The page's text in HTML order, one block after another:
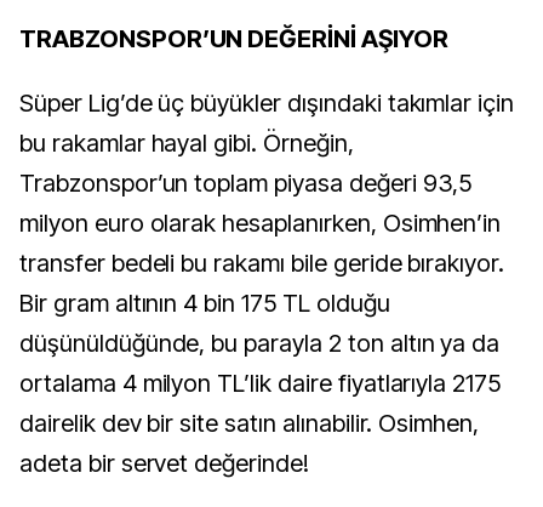
TRABZONSPOR’UN DEĞERİNİ AŞIYOR
Süper Lig’de üç büyükler dışındaki takımlar için
bu rakamlar hayal gibi. Örneğin,
Trabzonspor’un toplam piyasa değeri 93,5
milyon euro olarak hesaplanırken, Osimhen’in
transfer bedeli bu rakamı bile geride bırakıyor.
Bir gram altının 4 bin 175 TL olduğu
düşünüldüğünde, bu parayla 2 ton altın ya da
ortalama 4 milyon TL’lik daire fiyatlarıyla 2175
dairelik dev bir site satın alınabilir. Osimhen,
adeta bir servet değerinde!